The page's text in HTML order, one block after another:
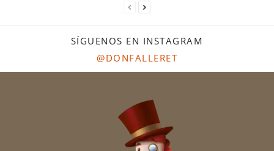
SÍGUENOS EN INSTAGRAM
@DONFALLERET